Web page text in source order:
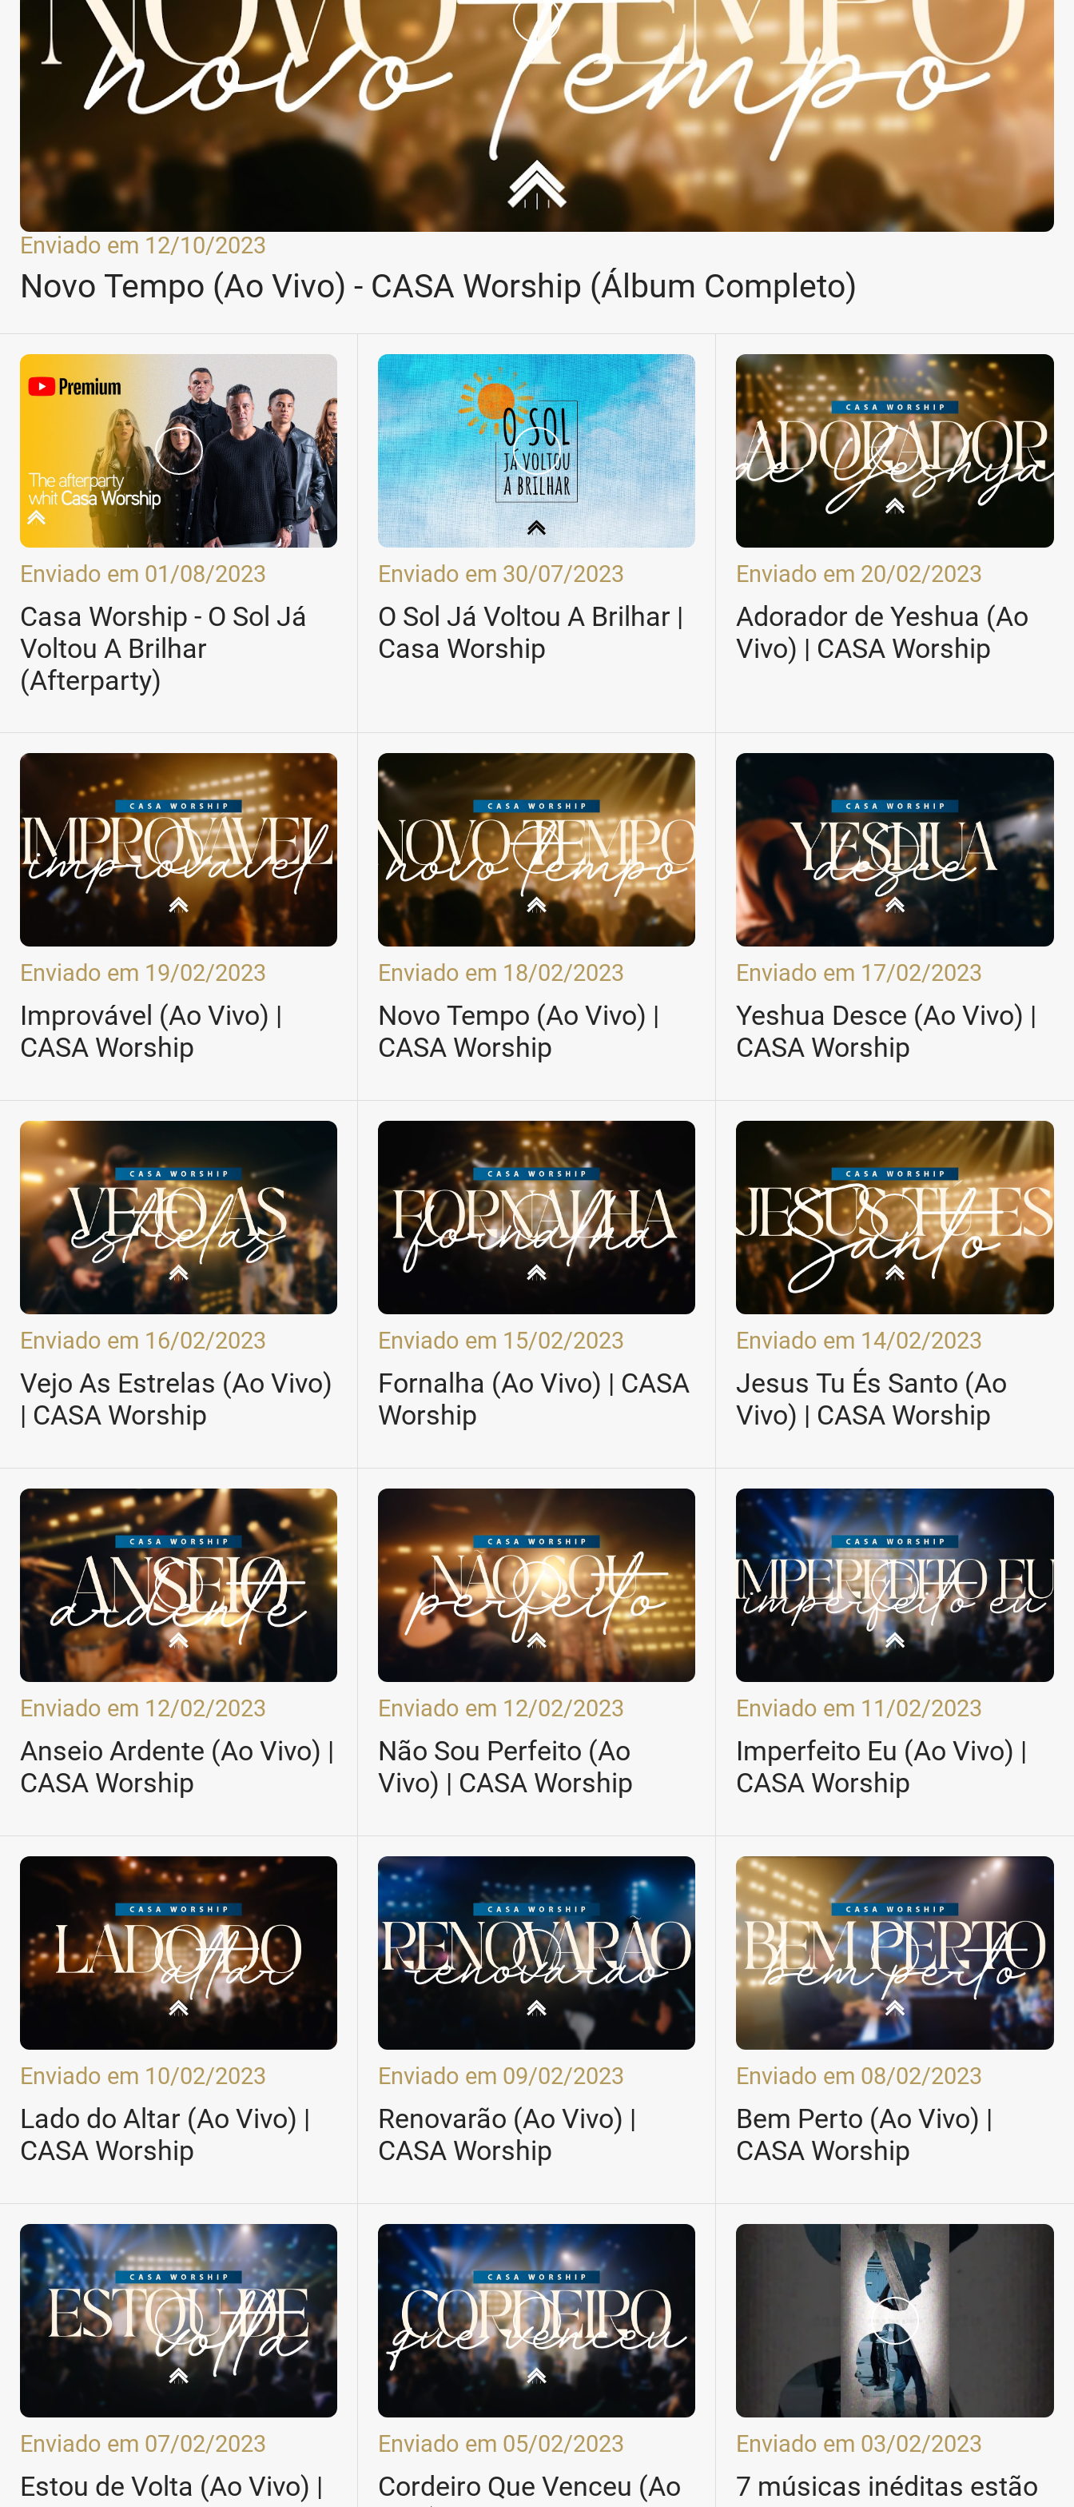
Enviado em 12/10/2023
Novo Tempo (Ao Vivo) - CASA Worship (Álbum Completo)
Enviado em 01/08/2023
Casa Worship - O Sol Já
Voltou A Brilhar
(Afterparty)
Enviado em 30/07/2023
O Sol Já Voltou A Brilhar |
Casa Worship
Enviado em 20/02/2023
Adorador de Yeshua (Ao
Vivo) | CASA Worship
Enviado em 19/02/2023
Improvável (Ao Vivo) |
CASA Worship
Enviado em 18/02/2023
Novo Tempo (Ao Vivo) |
CASA Worship
Enviado em 17/02/2023
Yeshua Desce (Ao Vivo) |
CASA Worship
Enviado em 16/02/2023
Vejo As Estrelas (Ao Vivo)
| CASA Worship
Enviado em 15/02/2023
Fornalha (Ao Vivo) | CASA
Worship
Enviado em 14/02/2023
Jesus Tu És Santo (Ao
Vivo) | CASA Worship
Enviado em 12/02/2023
Anseio Ardente (Ao Vivo) |
CASA Worship
Enviado em 12/02/2023
Não Sou Perfeito (Ao
Vivo) | CASA Worship
Enviado em 11/02/2023
Imperfeito Eu (Ao Vivo) |
CASA Worship
Enviado em 10/02/2023
Lado do Altar (Ao Vivo) |
CASA Worship
Enviado em 09/02/2023
Renovarão (Ao Vivo) |
CASA Worship
Enviado em 08/02/2023
Bem Perto (Ao Vivo) |
CASA Worship
Enviado em 07/02/2023
Estou de Volta (Ao Vivo) |
Enviado em 05/02/2023
Cordeiro Que Venceu (Ao
Enviado em 03/02/2023
7 músicas inéditas estão